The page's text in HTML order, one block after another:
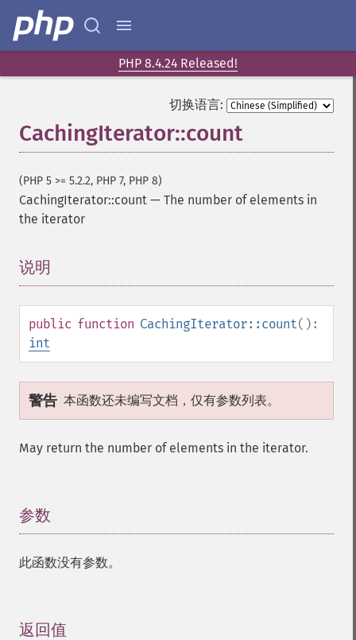
PHP 8.4.24 Released!
切换语言:
CachingIterator::count
(PHP 5 >= 5.2.2, PHP 7, PHP 8)
CachingIterator::count — The number of elements in
the iterator
说明
public function CachingIterator::count():
int
警告 本函数还未编写文档，仅有参数列表。
May return the number of elements in the iterator.
参数
此函数没有参数。
返回值